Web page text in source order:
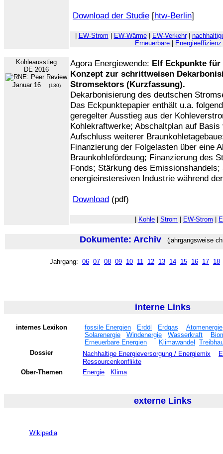
Download der Studie [htw-Berlin]
EW-Strom EW-Wärme| EW-Verkehr|
Erneuerbare| Energieeffizienz
Kohleausstieg
DE 2016
Januar 16 (130)
Agora Energiewende: Elf Eckpunkte für
Konzept zur schrittweisen
Stromsektors (Kurzfassung).
Dekarbonisierung des deutschen
Das Eckpunktepapier enthält u.a.
geregelter Ausstieg aus der
Kohlekraftwerke; Abschaltplan auf
Aufschluss weiterer
Finanzierung der Folgelasten über eine
Braunkohlefördeung; Finanzierung des
Fonds; Stärkung des Emissionshandels;
energieinstensiven Industrie während
Download (pdf)
Kohle Strom EW-Strom
Dokumente: Archiv (jahrgangsweise
Jahrgang: 06 07 08 09 10 11 12 13 14 15 16 17 18
interne Links
internes Lexikon fossile Energien Erdöl Erdgas
Atomenergie
Solarenergie
Windenergie Wasserkraft
Erneuerbare Energien
Klimawandel
Dossier
Nachhaltige Energieversorgung / Energiemix
Ressourcenkonflikte
Ober-Themen
Energie Klima
externe Links
Wikipedia